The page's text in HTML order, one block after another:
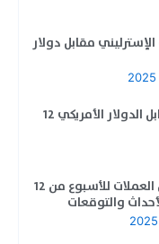
الإسترليني مقابل دولار
التحليل الفني للذهب مقابل الدولار الأمريكي 12
الأخبار الاقتصادية لسوق العملات للأسبوع من 12